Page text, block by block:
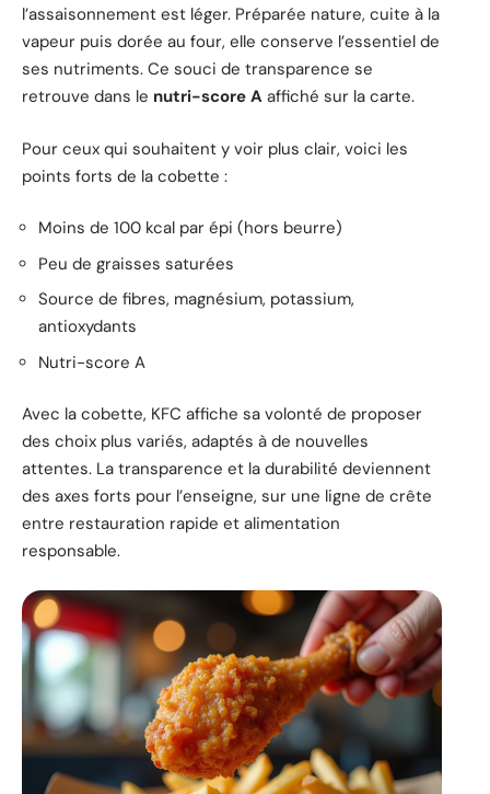
l’assaisonnement est léger. Préparée nature, cuite à la
vapeur puis dorée au four, elle conserve l’essentiel de
ses nutriments. Ce souci de transparence se
retrouve dans le nutri-score A affiché sur la carte.
Pour ceux qui souhaitent y voir plus clair, voici les
points forts de la cobette :
Moins de 100 kcal par épi (hors beurre)
Peu de graisses saturées
Source de fibres, magnésium, potassium,
antioxydants
Nutri-score A
Avec la cobette, KFC affiche sa volonté de proposer
des choix plus variés, adaptés à de nouvelles
attentes. La transparence et la durabilité deviennent
des axes forts pour l’enseigne, sur une ligne de crête
entre restauration rapide et alimentation
responsable.